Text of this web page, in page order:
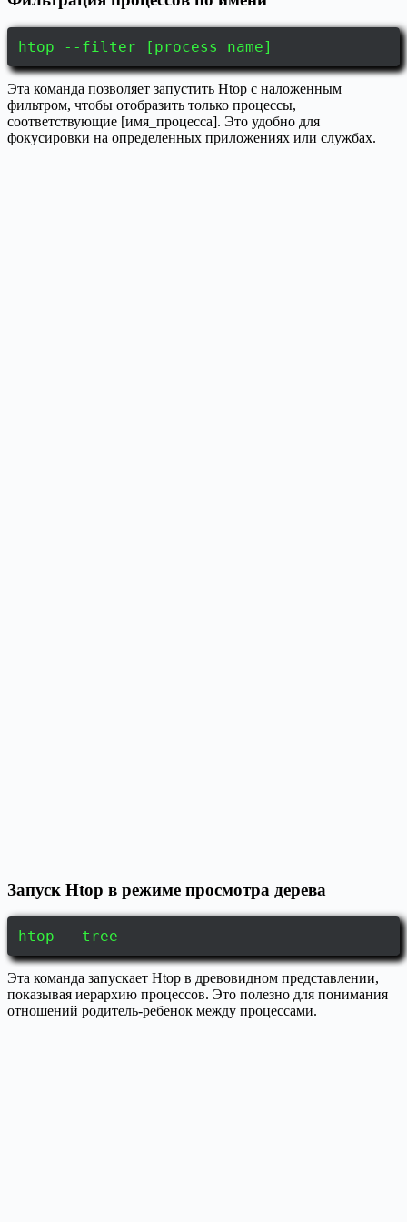
htop --filter [process_name]
Эта команда позволяет запустить Htop с наложенным
фильтром, чтобы отобразить только процессы,
соответствующие [имя_процесса]. Это удобно для
фокусировки на определенных приложениях или службах.
Запуск Htop в режиме просмотра дерева
htop --tree
Эта команда запускает Htop в древовидном представлении,
показывая иерархию процессов. Это полезно для понимания
отношений родитель-ребенок между процессами.